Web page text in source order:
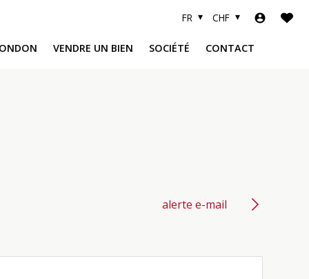
CHF
FR
VENDRE UN BIEN SOCIÉTÉ CONTACT
alerte e-mail